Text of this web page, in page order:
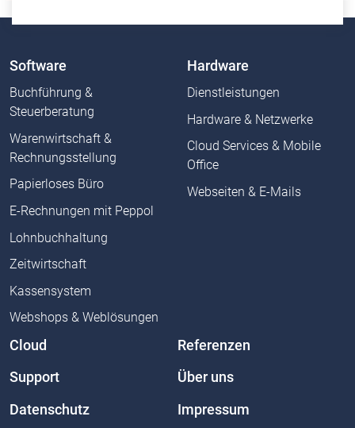
Software
Buchführung &
Steuerberatung
Warenwirtschaft &
Rechnungsstellung
Papierloses Büro
E-Rechnungen mit Peppol
Lohnbuchhaltung
Zeitwirtschaft
Kassensystem
Webshops & Weblösungen
Hardware
Dienstleistungen
Hardware & Netzwerke
Cloud Services & Mobile
Office
Webseiten & E-Mails
Cloud Referenzen
Support Über uns
Datenschutz Impressum